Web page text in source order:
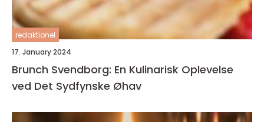
redaktionel
17. January 2024
Brunch Svendborg: En Kulinarisk Oplevelse
ved Det Sydfynske Øhav